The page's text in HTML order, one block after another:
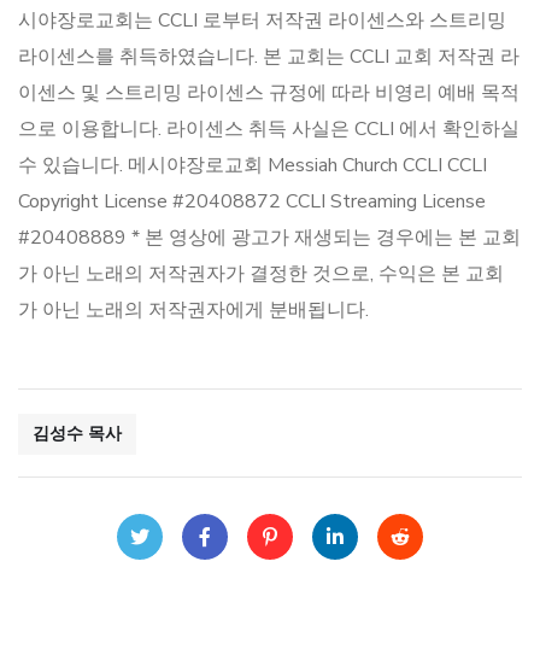
시야장로교회는 CCLI 로부터 저작권 라이센스와 스트리밍
라이센스를 취득하였습니다. 본 교회는 CCLI 교회 저작권 라
이센스 및 스트리밍 라이센스 규정에 따라 비영리 예배 목적
으로 이용합니다. 라이센스 취득 사실은 CCLI 에서 확인하실
수 있습니다. 메시야장로교회 Messiah Church CCLI CCLI
Copyright License #20408872 CCLI Streaming License
#20408889 * 본 영상에 광고가 재생되는 경우에는 본 교회
가 아닌 노래의 저작권자가 결정한 것으로, 수익은 본 교회
가 아닌 노래의 저작권자에게 분배됩니다.
김성수 목사